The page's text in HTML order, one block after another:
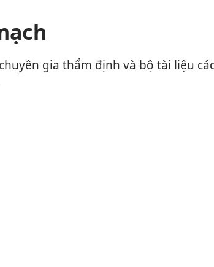
gia thẩm định và bộ tài liệu